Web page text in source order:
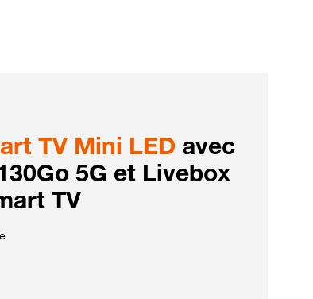
TV Mini LED avec
5G et Livebox
TV